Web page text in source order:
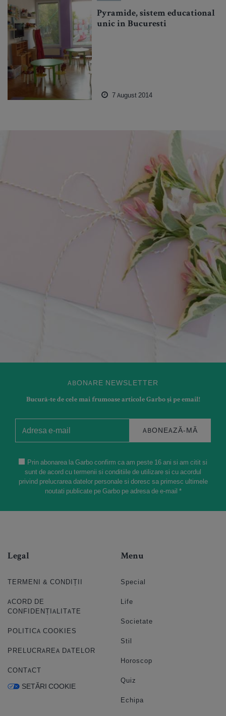
Pyramide, sistem educational
unic in Bucuresti
7 August 2014
ABONARE NEWSLETTER
Bucură-te de cele mai frumoase articole Garbo și pe email!
ABONEAZĂ-MĂ
Prin abonarea la Garbo confirm ca am peste 16 ani si am citit si
sunt de acord cu termenii si conditiile de utilizare si cu acordul
privind prelucrarea datelor personale si doresc sa primesc ultimele
noutati publicate pe Garbo pe adresa de e-mail *
Legal
TERMENI & CONDIȚII
ACORD DE
CONFIDENȚIALITATE
POLITICA COOKIES
PRELUCRAREA DATELOR
CONTACT
SETĂRI COOKIE
Menu
Special
Life
Societate
Stil
Horoscop
Quiz
Echipa